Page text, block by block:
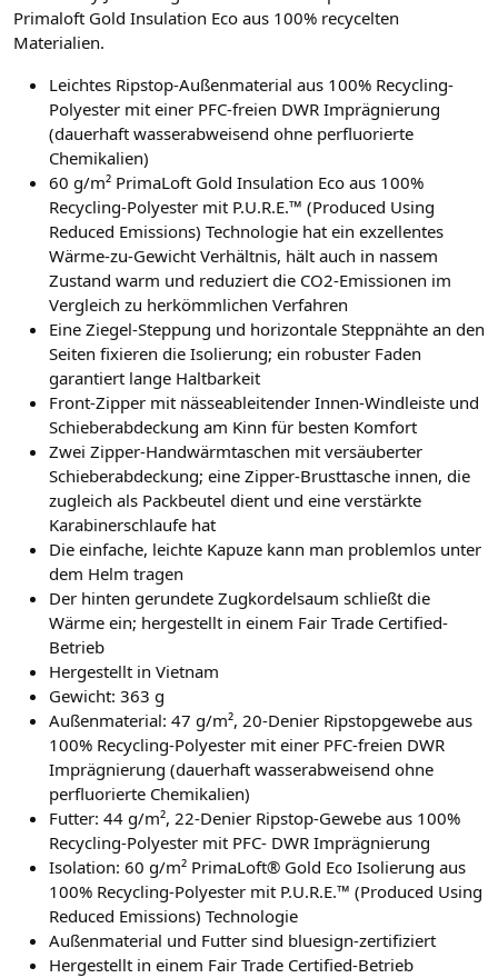
Primaloft Gold Insulation Eco aus 100% recycelten
Materialien.
Leichtes Ripstop-Außenmaterial aus 100% Recycling-
Polyester mit einer PFC-freien DWR Imprägnierung
(dauerhaft wasserabweisend ohne perfluorierte
Chemikalien)
60 g/m² PrimaLoft Gold Insulation Eco aus 100%
Recycling-Polyester mit P.U.R.E.™ (Produced Using
Reduced Emissions) Technologie hat ein exzellentes
Wärme-zu-Gewicht Verhältnis, hält auch in nassem
Zustand warm und reduziert die CO2-Emissionen im
Vergleich zu herkömmlichen Verfahren
Eine Ziegel-Steppung und horizontale Steppnähte an den
Seiten fixieren die Isolierung; ein robuster Faden
garantiert lange Haltbarkeit
Front-Zipper mit nässeableitender Innen-Windleiste und
Schieberabdeckung am Kinn für besten Komfort
Zwei Zipper-Handwärmtaschen mit versäuberter
Schieberabdeckung; eine Zipper-Brusttasche innen, die
zugleich als Packbeutel dient und eine verstärkte
Karabinerschlaufe hat
Die einfache, leichte Kapuze kann man problemlos unter
dem Helm tragen
Der hinten gerundete Zugkordelsaum schließt die
Wärme ein; hergestellt in einem Fair Trade Certified-
Betrieb
Hergestellt in Vietnam
Gewicht: 363 g
Außenmaterial: 47 g/m², 20-Denier Ripstopgewebe aus
100% Recycling-Polyester mit einer PFC-freien DWR
Imprägnierung (dauerhaft wasserabweisend ohne
perfluorierte Chemikalien)
Futter: 44 g/m², 22-Denier Ripstop-Gewebe aus 100%
Recycling-Polyester mit PFC- DWR Imprägnierung
Isolation: 60 g/m² PrimaLoft® Gold Eco Isolierung aus
100% Recycling-Polyester mit P.U.R.E.™ (Produced Using
Reduced Emissions) Technologie
Außenmaterial und Futter sind bluesign-zertifiziert
Hergestellt in einem Fair Trade Certified-Betrieb